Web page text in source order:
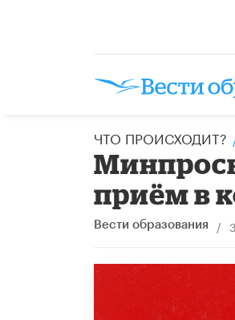
ЧТО ПРОИСХОДИТ?
приём в
Вести образования /